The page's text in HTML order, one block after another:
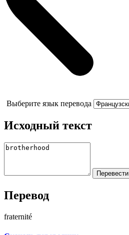
Выберите язык перевода
Исходный текст
Перевод
fraternité